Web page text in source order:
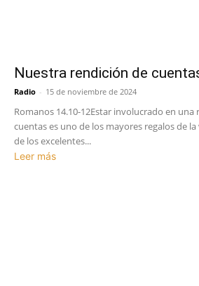
Nuestra rendición de
Radio - 15 de noviembre de 2024
Romanos 14.10-12Estar involucrado en
cuentas es uno de los mayores regalos de
de los excelentes...
Leer más